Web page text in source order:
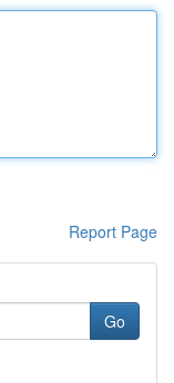
Report Page
Go